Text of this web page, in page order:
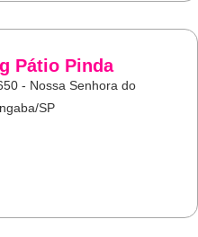
Pátio Pinda
- Nossa Senhora do
SP